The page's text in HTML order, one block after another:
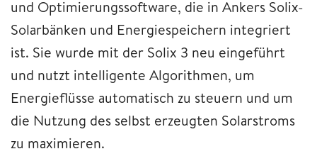
und Optimierungssoftware, die in Ankers Solix-
Solarbänken und Energiespeichern integriert
ist. Sie wurde mit der Solix 3 neu eingeführt
und nutzt intelligente Algorithmen, um
Energieflüsse automatisch zu steuern und um
die Nutzung des selbst erzeugten Solarstroms
zu maximieren.